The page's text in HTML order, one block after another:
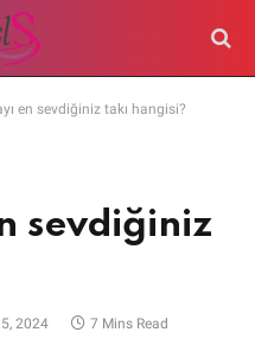
en sevdiğiniz takı hangisi?
sevdiğiniz
2024 7 Mins Read